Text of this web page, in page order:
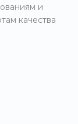
и
качества